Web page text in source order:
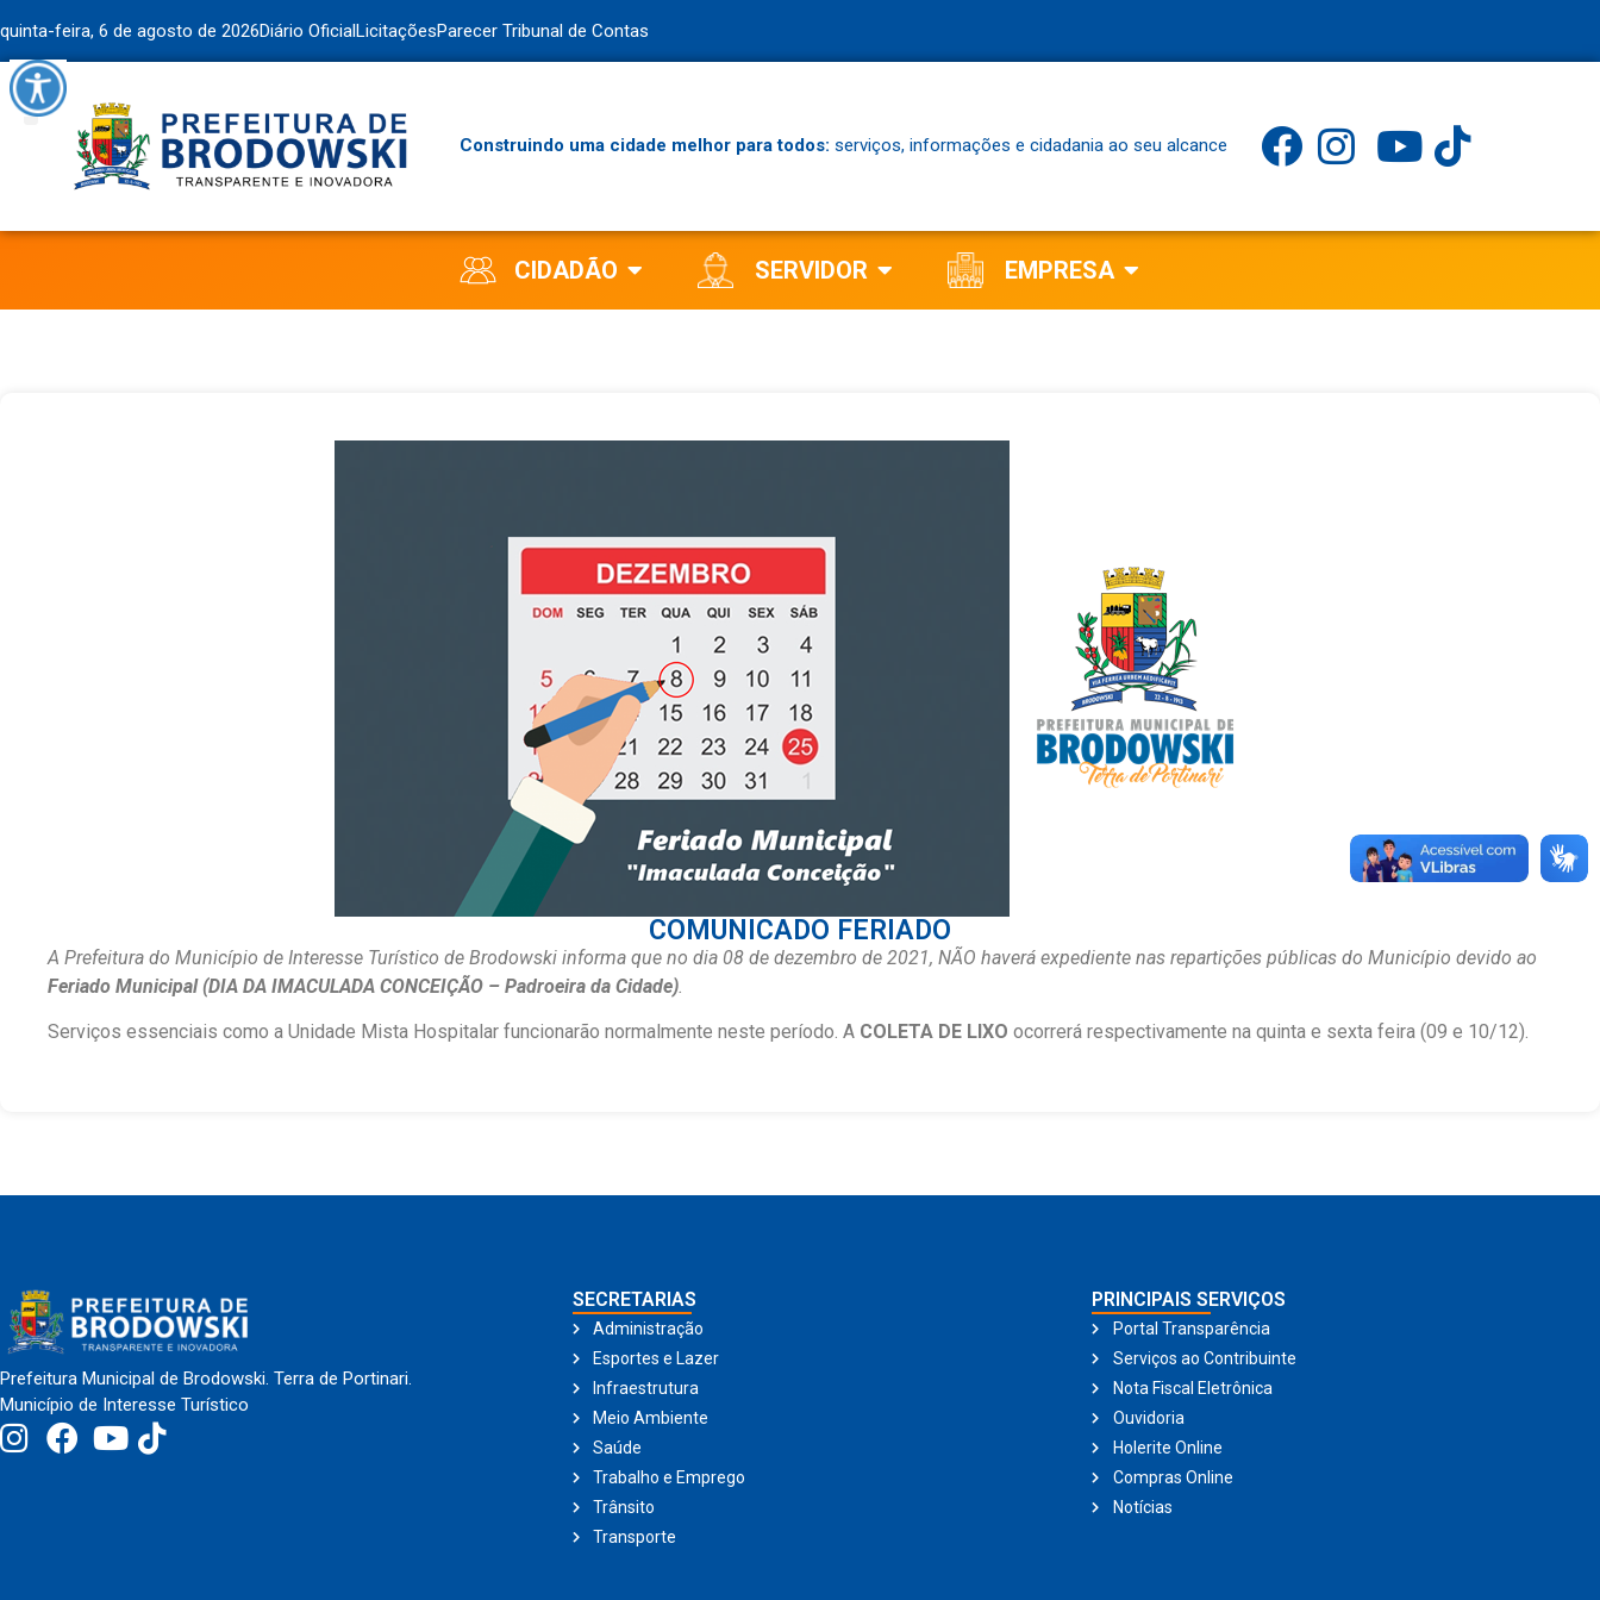
quinta-feira, 6 de agosto de 2026Diário OficialLicitaçõesParecer Tribunal de Contas
Construindo uma cidade melhor para todos: serviços, informações e cidadania ao seu alcance
CIDADÃO SERVIDOR EMPRESA
COMUNICADO FERIADO
A Prefeitura do Município de Interesse Turístico de Brodowski informa que no dia 08 de dezembro de 2021, NÃO haverá expediente nas repartições públicas do Município devido ao
Feriado Municipal (DIA DA IMACULADA CONCEIÇÃO – Padroeira da Cidade).
Serviços essenciais como a Unidade Mista Hospitalar funcionarão normalmente neste período. A COLETA DE LIXO ocorrerá respectivamente na quinta e sexta feira (09 e 10/12).
Prefeitura Municipal de Brodowski. Terra de Portinari.
Município de Interesse Turístico
SECRETARIAS
Administração
Esportes e Lazer
Infraestrutura
Meio Ambiente
Saúde
Trabalho e Emprego
Trânsito
Transporte
PRINCIPAIS SERVIÇOS
Portal Transparência
Serviços ao Contribuinte
Nota Fiscal Eletrônica
Ouvidoria
Holerite Online
Compras Online
Notícias